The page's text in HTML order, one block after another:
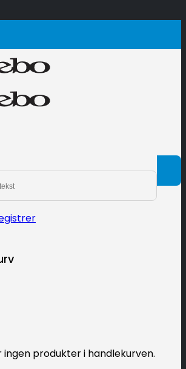
ingen produkter i handlekurven.